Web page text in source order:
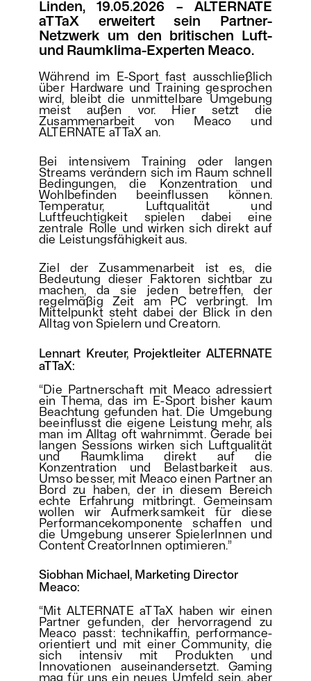
Linden, 19.05.2026 – ALTERNATE
aTTaX erweitert sein Partner-
Netzwerk um den britischen Luft-
und Raumklima-Experten Meaco.
Während im E-Sport fast ausschließlich
über Hardware und Training gesprochen
wird, bleibt die unmittelbare Umgebung
meist außen vor. Hier setzt die
Zusammenarbeit von Meaco und
ALTERNATE aTTaX an.
Bei intensivem Training oder langen
Streams verändern sich im Raum schnell
Bedingungen, die Konzentration und
Wohlbefinden beeinflussen können.
Temperatur, Luftqualität und
Luftfeuchtigkeit spielen dabei eine
zentrale Rolle und wirken sich direkt auf
die Leistungsfähigkeit aus.
Ziel der Zusammenarbeit ist es, die
Bedeutung dieser Faktoren sichtbar zu
machen, da sie jeden betreffen, der
regelmäßig Zeit am PC verbringt. Im
Mittelpunkt steht dabei der Blick in den
Alltag von Spielern und Creatorn.
Lennart Kreuter, Projektleiter ALTERNATE
aTTaX:
“Die Partnerschaft mit Meaco adressiert
ein Thema, das im E-Sport bisher kaum
Beachtung gefunden hat. Die Umgebung
beeinflusst die eigene Leistung mehr, als
man im Alltag oft wahrnimmt. Gerade bei
langen Sessions wirken sich Luftqualität
und Raumklima direkt auf die
Konzentration und Belastbarkeit aus.
Umso besser, mit Meaco einen Partner an
Bord zu haben, der in diesem Bereich
echte Erfahrung mitbringt. Gemeinsam
wollen wir Aufmerksamkeit für diese
Performancekomponente schaffen und
die Umgebung unserer SpielerInnen und
Content CreatorInnen optimieren.”
Siobhan Michael, Marketing Director
Meaco:
“Mit ALTERNATE aTTaX haben wir einen
Partner gefunden, der hervorragend zu
Meaco passt: technikaffin, performance-
orientiert und mit einer Community, die
sich intensiv mit Produkten und
Innovationen auseinandersetzt. Gaming
mag für uns ein neues Umfeld sein, aber